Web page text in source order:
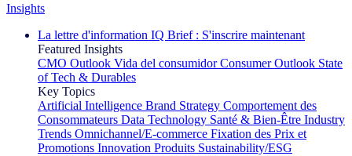
Insights
La lettre d'information IQ Brief : S'inscrire maintenant
Featured Insights
CMO Outlook Vida del consumidor Consumer Outlook State
of Tech & Durables
Key Topics
Artificial Intelligence Brand Strategy Comportement des
Consommateurs Data Technology Santé & Bien-Être Industry
Trends Omnichannel/E-commerce Fixation des Prix et
Promotions Innovation Produits Sustainability/ESG